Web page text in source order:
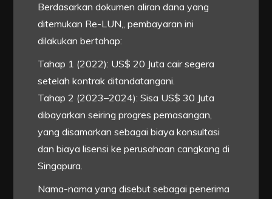
Berdasarkan dokumen aliran dana yang
ditemukan Re-LUN,, pembayaran ini
dilakukan bertahap:
Tahap 1 (2022): US$ 20 Juta cair segera
setelah kontrak ditandatangani.
Tahap 2 (2023–2024): Sisa US$ 30 Juta
dibayarkan seiring progres pemasangan,
yang disamarkan sebagai biaya konsultasi
dan biaya lisensi ke perusahaan cangkang di
Singapura.
Nama-nama yang disebut sebagai penerima